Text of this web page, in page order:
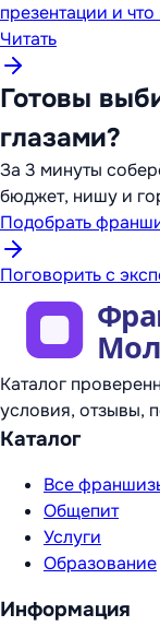
презентации и что
Читать
Готовы
глазами?
За 3 минуты
бюджет, нишу и
Подобрать
Поговорить с
Каталог
условия, отзывы,
Каталог
Все
Общепит
Услуги
Образование
Информация